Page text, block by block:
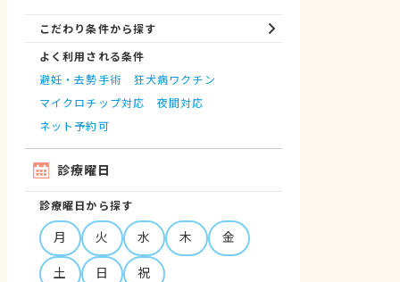
こだわり条件から探す
よく利用される条件
避妊・去勢手術
狂犬病ワクチン
マイクロチップ対応
夜間対応
ネット予約可
診療曜日
診療曜日から探す
月 火 水 木
金
土
日 祝